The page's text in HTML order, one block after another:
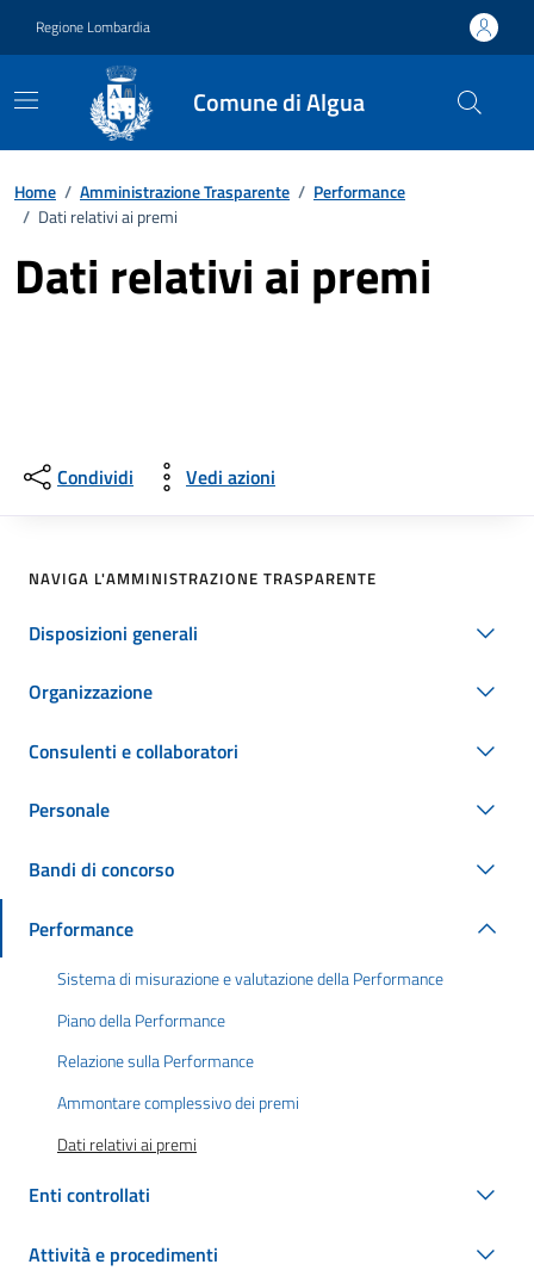
Regione Lombardia
Comune di Algua
Home / Amministrazione Trasparente / Performance
/ Dati relativi ai premi
Dati relativi ai premi
Condividi Vedi azioni
NAVIGA L'AMMINISTRAZIONE TRASPARENTE
Disposizioni generali
Organizzazione
Consulenti e collaboratori
Personale
Bandi di concorso
Performance
Sistema di misurazione e valutazione della Performance
Piano della Performance
Relazione sulla Performance
Ammontare complessivo dei premi
Dati relativi ai premi
Enti controllati
Attività e procedimenti